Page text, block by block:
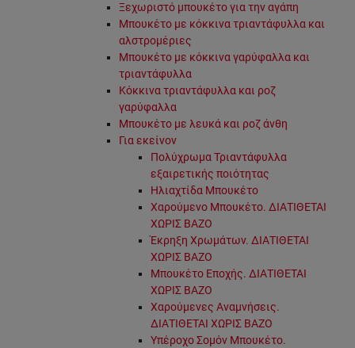
Ξεχωριστό μπουκέτο για την αγάπη
Μπουκέτο με κόκκινα τριαντάφυλλα και
αλστρομέριες
Μπουκέτο με κόκκινα γαρύφαλλα και
τριαντάφυλλα
Κόκκινα τριαντάφυλλα και ροζ
γαρύφαλλα
Μπουκέτο με λευκά και ροζ άνθη
Για εκείνον
Πολύχρωμα Τριαντάφυλλα
εξαιρετικής ποιότητας
Ηλιαχτίδα Μπουκέτο
Χαρούμενο Μπουκέτο. ΔΙΑΤΙΘΕΤΑΙ
ΧΩΡΙΣ ΒΑΖΟ
Έκρηξη Χρωμάτων. ΔΙΑΤΙΘΕΤΑΙ
ΧΩΡΙΣ ΒΑΖΟ
Μπουκέτο Εποχής. ΔΙΑΤΙΘΕΤΑΙ
ΧΩΡΙΣ ΒΑΖΟ
Χαρούμενες Αναμνήσεις.
ΔΙΑΤΙΘΕΤΑΙ ΧΩΡΙΣ ΒΑΖΟ
Υπέροχο Σομόν Μπουκέτο.